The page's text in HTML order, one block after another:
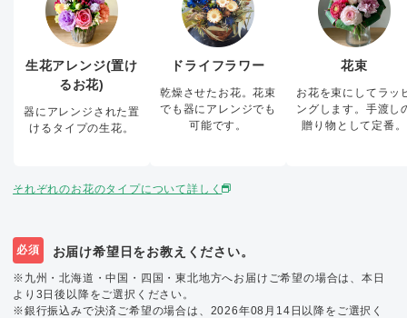
生花アレンジ(置け
るお花)
器にアレンジされた置
けるタイプの生花。
ドライフラワー
乾燥させたお花。花束
でも器にアレンジでも
可能です。
花束
お花を束にしてラッ
ングします。手渡し
贈り物として定番。
それぞれのお花のタイプについて詳しく
必須 お届け希望日をお教えください。
※九州・北海道・中国・四国・東北地方へお届けご希望の場合は、本日
より3日後以降をご選択ください。
※銀行振込みで決済ご希望の場合は、2026年08月14日以降をご選択く